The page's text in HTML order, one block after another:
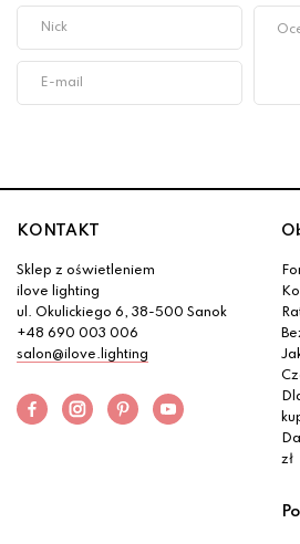
KONTAKT
Sklep z oświetleniem
ilove lighting
ul. Okulickiego 6, 38-500 Sanok
+48 690 003 006
salon@ilove.lighting
zł